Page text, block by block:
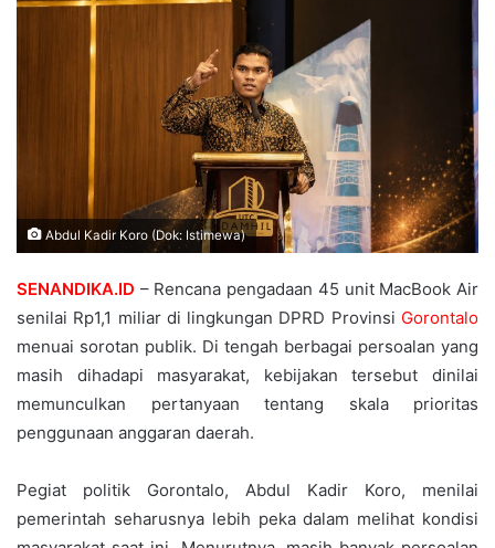
Abdul Kadir Koro (Dok: Istimewa)
SENANDIKA.ID – Rencana pengadaan 45 unit MacBook Air
senilai Rp1,1 miliar di lingkungan DPRD Provinsi Gorontalo
menuai sorotan publik. Di tengah berbagai persoalan yang
masih dihadapi masyarakat, kebijakan tersebut dinilai
memunculkan pertanyaan tentang skala prioritas
penggunaan anggaran daerah.
‎Pegiat politik Gorontalo, Abdul Kadir Koro, menilai
pemerintah seharusnya lebih peka dalam melihat kondisi